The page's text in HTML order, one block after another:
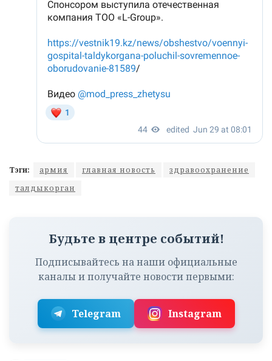
Тэги: армия главная новость
здравоохранение
талдыкорган
Будьте в центре событий!
Подписывайтесь на наши официальные
каналы и получайте новости первыми:
Telegram Instagram